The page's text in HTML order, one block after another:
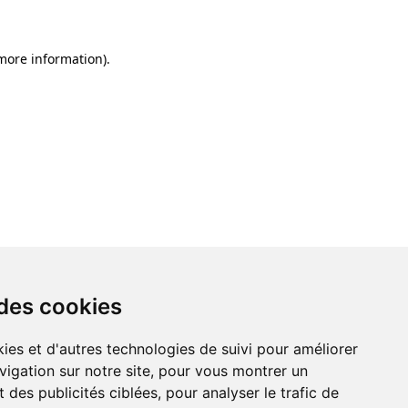
cookies
et d'autres technologies de suivi pour améliorer
sur notre site, pour vous montrer un
des publicités ciblées, pour analyser le trafic de
information).